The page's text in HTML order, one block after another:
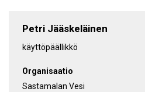
Petri Jääskeläinen
käyttöpäällikkö
Organisaatio
Sastamalan Vesi